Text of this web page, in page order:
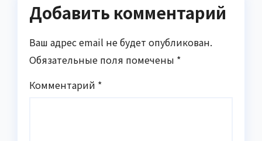
Добавить комментарий
Ваш адрес email не будет опубликован.
Обязательные поля помечены *
Комментарий *